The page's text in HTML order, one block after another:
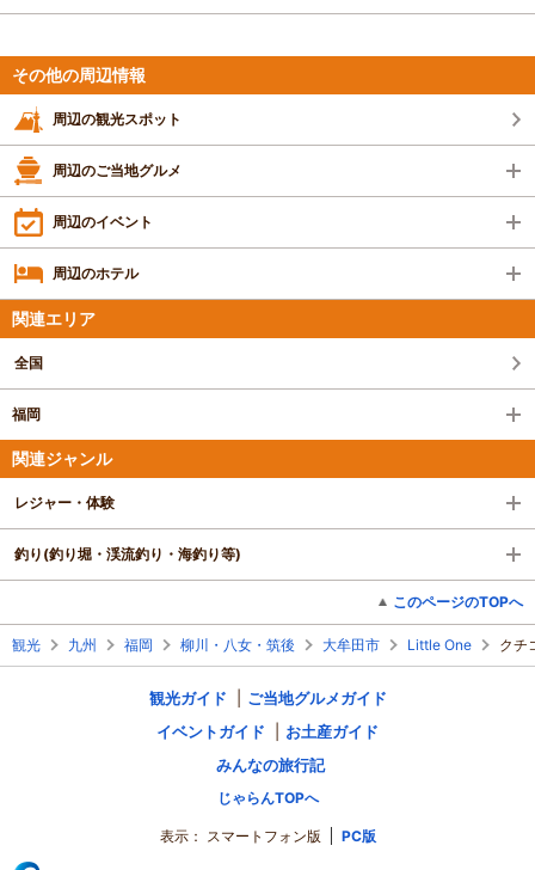
釣った魚の処理も含めなんでも相談に乗ってく
ださいます。
釣って楽しんでのレジャー感が堪りません！
最近行った際はブリが釣れました！また近々乗
ります！宜しくお願い致します。
投稿日：2016年12月26日
その他の周辺情報
周辺の観光スポット
周辺のご当地グルメ
周辺のイベント
周辺のホテル
関連エリア
全国
福岡
関連ジャンル
レジャー・体験
釣り(釣り堀・渓流釣り・海釣り等)
このページのTOPへ
観光 九州 福岡 柳川・八女・筑後 大牟田市 Little One クチ
観光ガイド
ご当地グルメガイド
イベントガイド
お土産ガイド
みんなの旅行記
じゃらんTOPへ
表示： スマートフォン版 PC版